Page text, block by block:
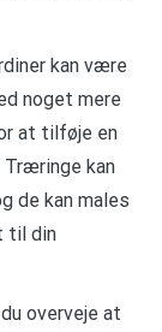
kan være
noget mere
at tilføje en
Træringe kan
de kan males
til din
overveje at